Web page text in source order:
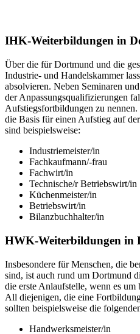
IHK-Weiterbildungen in
Über die für Dortmund und die
Industrie- und Handelskammer
absolvieren. Neben Seminaren
der Anpassungsqualifizierungen
Aufstiegsfortbildungen zu
die Basis für einen Aufstieg auf
sind beispielsweise:
Industriemeister/in
Fachkaufmann/-frau
Fachwirt/in
Technische/r Betriebswirt/in
Küchenmeister/in
Betriebswirt/in
Bilanzbuchhalter/in
HWK-Weiterbildungen in
Insbesondere für Menschen, die
sind, ist auch rund um Dortmund
die erste Anlaufstelle, wenn es
All diejenigen, die eine
sollten beispielsweise die
Handwerksmeister/in